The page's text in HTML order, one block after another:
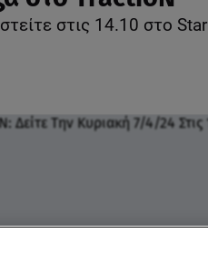
στις 14.10 στο Star